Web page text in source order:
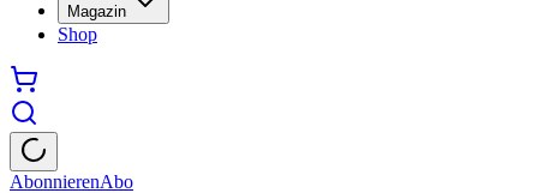
Magazin
Shop
AbonnierenAbo